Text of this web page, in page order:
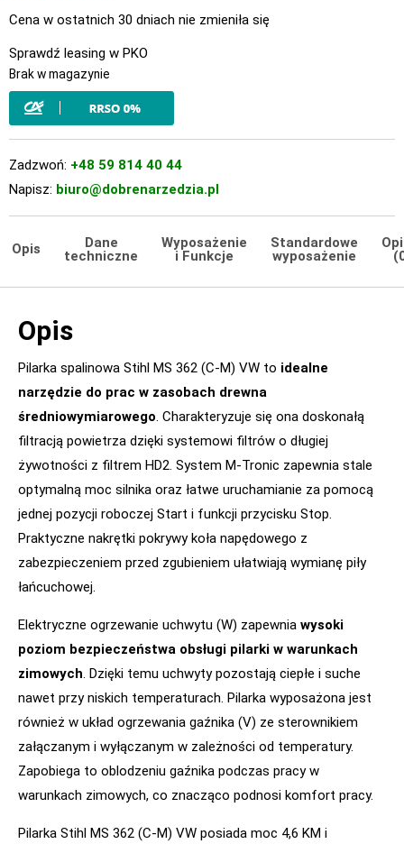
Cena w ostatnich 30 dniach nie zmieniła się
Sprawdź leasing w PKO
Brak w magazynie
Zadzwoń: +48 59 814 40 44
Napisz: biuro@dobrenarzedzia.pl
Opis
Dane
techniczne
Wyposażenie
i Funkcje
Standardowe
wyposażenie
Opis
Pilarka spalinowa Stihl MS 362 (C-M) VW to idealne
narzędzie do prac w zasobach drewna
średniowymiarowego. Charakteryzuje się ona doskonałą
filtracją powietrza dzięki systemowi filtrów o długiej
żywotności z filtrem HD2. System M-Tronic zapewnia stale
optymalną moc silnika oraz łatwe uruchamianie za pomocą
jednej pozycji roboczej Start i funkcji przycisku Stop.
Praktyczne nakrętki pokrywy koła napędowego z
zabezpieczeniem przed zgubieniem ułatwiają wymianę piły
łańcuchowej.
Elektryczne ogrzewanie uchwytu (W) zapewnia wysoki
poziom bezpieczeństwa obsługi pilarki w warunkach
zimowych. Dzięki temu uchwyty pozostają ciepłe i suche
nawet przy niskich temperaturach. Pilarka wyposażona jest
również w układ ogrzewania gaźnika (V) ze sterownikiem
załączanym i wyłączanym w zależności od temperatury.
Zapobiega to oblodzeniu gaźnika podczas pracy w
warunkach zimowych, co znacząco podnosi komfort pracy.
Pilarka Stihl MS 362 (C-M) VW posiada moc 4,6 KM i